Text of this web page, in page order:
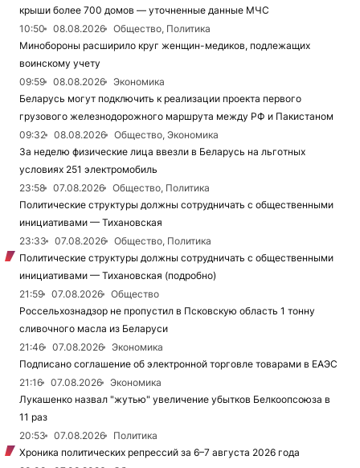
крыши более 700 домов — уточненные данные МЧС
10:50
08.08.2026
Общество, Политика
Минобороны расширило круг женщин-медиков, подлежащих
воинскому учету
09:59
08.08.2026
Экономика
Беларусь могут подключить к реализации проекта первого
грузового железнодорожного маршрута между РФ и Пакистаном
09:32
08.08.2026
Общество, Экономика
За неделю физические лица ввезли в Беларусь на льготных
условиях 251 электромобиль
23:58
07.08.2026
Общество, Политика
Политические структуры должны сотрудничать с общественными
инициативами — Тихановская
23:33
07.08.2026
Общество, Политика
Политические структуры должны сотрудничать с общественными
инициативами — Тихановская (подробно)
21:59
07.08.2026
Общество
Россельхознадзор не пропустил в Псковскую область 1 тонну
сливочного масла из Беларуси
21:46
07.08.2026
Экономика
Подписано соглашение об электронной торговле товарами в ЕАЭС
21:16
07.08.2026
Экономика
Лукашенко назвал "жутью" увеличение убытков Белкоопсоюза в
11 раз
20:53
07.08.2026
Политика
Хроника политических репрессий за 6–7 августа 2026 года